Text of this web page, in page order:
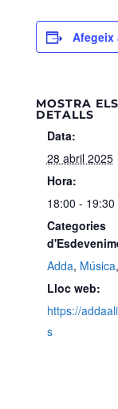
Afegeix
MOSTRA ELS
DETALLS
Data:
28 abril 2025
Hora:
18:00 - 19:30
Categories
Adda, Música,
Lloc web:
https://
s